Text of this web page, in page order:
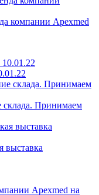
компании Apexmed
склада. Принимаем
выставка